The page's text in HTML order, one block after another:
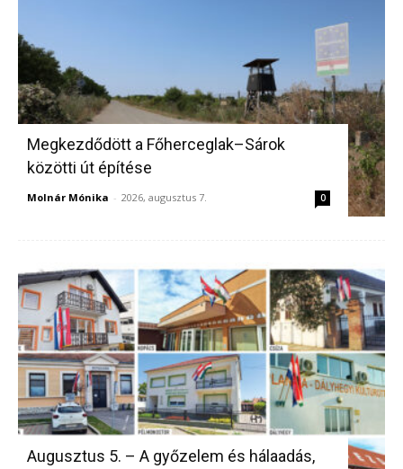
Megkezdődött a Főherceglak–Sárok
közötti út építése
Molnár Mónika - 2026, augusztus 7. 0
Augusztus 5. – A győzelem és hálaadás,